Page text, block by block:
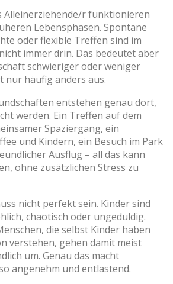
Alleinerziehende/r funktionieren
Lebensphasen. Spontane
oder flexible Treffen sind im
immer drin. Das bedeutet aber
schwieriger oder weniger
nur häufig anders aus.
entstehen genau dort,
werden. Ein Treffen auf dem
Spaziergang, ein
und Kindern, ein Besuch im Park
Ausflug – all das kann
ohne zusätzlichen Stress zu
nicht perfekt sein. Kinder sind
chaotisch oder ungeduldig.
die selbst Kinder haben
verstehen, gehen damit meist
um. Genau das macht
angenehm und entlastend.